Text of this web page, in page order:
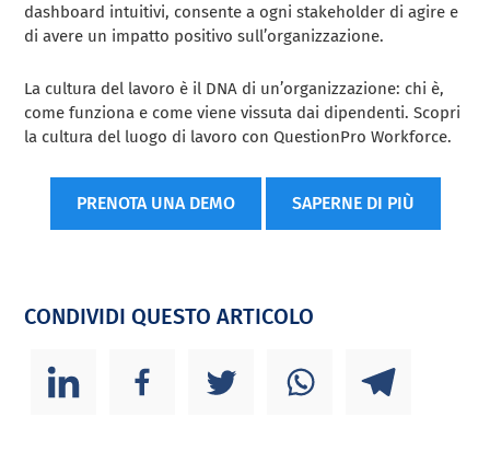
dashboard intuitivi, consente a ogni stakeholder di agire e
di avere un impatto positivo sull’organizzazione.
La cultura del lavoro è il DNA di un’organizzazione: chi è,
come funziona e come viene vissuta dai dipendenti. Scopri
la cultura del luogo di lavoro con QuestionPro Workforce.
PRENOTA UNA DEMO SAPERNE DI PIÙ
CONDIVIDI QUESTO ARTICOLO